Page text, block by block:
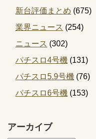
新台評価まとめ (675)
業界ニュース (254)
ニュース (302)
パチスロ4号機 (131)
パチスロ5.9号機 (76)
パチスロ6号機 (153)
アーカイブ